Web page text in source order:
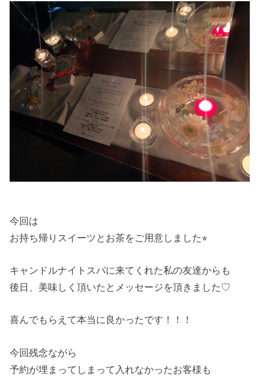
今回は
お持ち帰りスイーツとお茶をご用意しました⭐︎
キャンドルナイトスパに来てくれた私の友達からも
後日、美味しく頂いたとメッセージを頂きました♡
喜んでもらえて本当に良かったです！！！
今回残念ながら
予約が埋まってしまって入れなかったお客様も